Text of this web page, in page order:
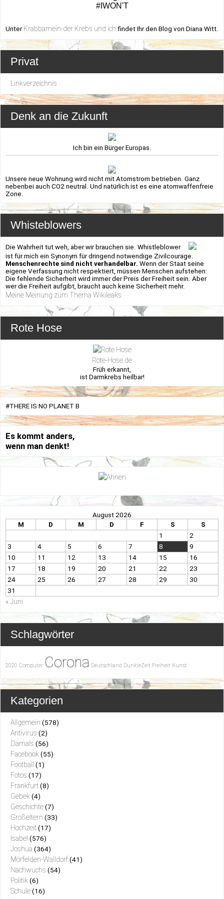
#IWON'T
Unter Krabbamein-der Krebs und ich findet Ihr den Blog von Diana Witt.
Privat
Linkverzeichnis
Denk an die Zukunft
Ich bin ein Bürger Europas.
Unsere neue Wohnung wird nicht mit Atomstrom betrieben. Ganz
nebenbei auch CO2 neutral. Und natürlich ist es eine atomwaffenfreie
Zone.
Whisteblowers
Die Wahrheit tut weh, aber wir brauchen sie. Whistleblower
ist für mich ein Synonym für dringend notwendige Zivilcourage.
Menschenrechte sind nicht verhandelbar. Wenn der Staat seine
eigene Verfassung nicht respektiert, müssen Menschen aufstehen:
Die fehlende Sicherheit wird immer der Preis der Freiheit sein. Aber
wer die Freiheit aufgibt, braucht auch keine Sicherheit mehr.
Meine Meinung zum Thema Wikileaks
Rote Hose
Rote-Hose.de
Früh erkannt,
ist Darmkrebs heilbar!
#THERE IS NO PLANET B
Es kommt anders,
wenn man denkt!
August 2026
M
D M D F S
S
1
2
3
4 5 6 7 8
9
10
11 12 13 14 15
16
17
18 19 20 21 22
23
24
25 26 27 28 29
30
31
« Juni
Schlagwörter
2020 Computer Corona Deutschland DunkleZeit Freiheit Kunst
Kategorien
Allgemein (578)
Antivirus (2)
Damals (56)
Facebook (55)
Football (1)
Fotos (17)
Frankfurt (8)
Gebek (4)
Geschichte (7)
Großeltern (33)
Hochzeit (17)
Isabel (576)
Joshua (364)
Mörfelden-Walldorf (41)
Nachwuchs (54)
Politik (6)
Schule (16)